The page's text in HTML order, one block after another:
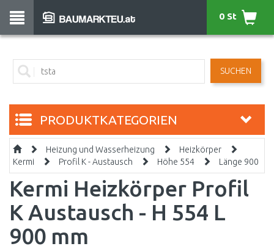
SUCHEN
0 St
PRODUKTKATEGORIEN
Heizung und Wasserheizung
Heizkörper
Kermi
Profil K - Austausch Höhe 554 Länge 900
Kermi Heizkörper Profil
K Austausch - H 554 L
900 mm